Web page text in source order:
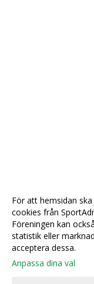
För att hemsidan
cookies från
Föreningen kan
statistik eller
acceptera dessa.
Anpassa dina val